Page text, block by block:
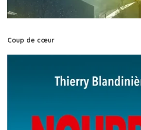
Coup de cœur